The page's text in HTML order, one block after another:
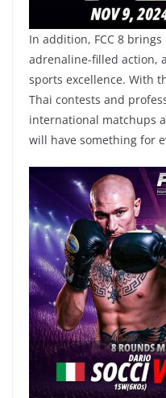
In addition, FCC 8
adrenaline-filled action,
sports excellence. With
Thai contests and
international matchups
will have something for